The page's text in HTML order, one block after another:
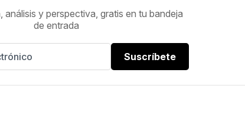
análisis y perspectiva, gratis en tu bandeja
de entrada
Suscríbete